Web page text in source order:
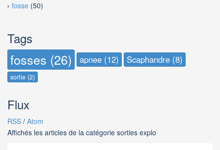
fosse (50)
Tags
fosses (26) apnee (12) Scaphandre (8)
sortie (2)
Flux
RSS / Atom
Affichés les articles de la catégorie sorties explo